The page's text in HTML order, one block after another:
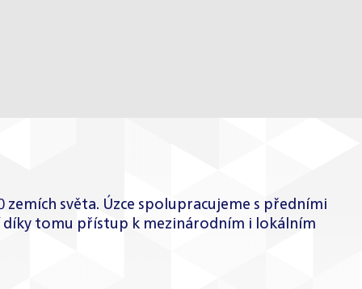
světa. Úzce spolupracujeme s předními
díky tomu přístup k mezinárodním i lokálním